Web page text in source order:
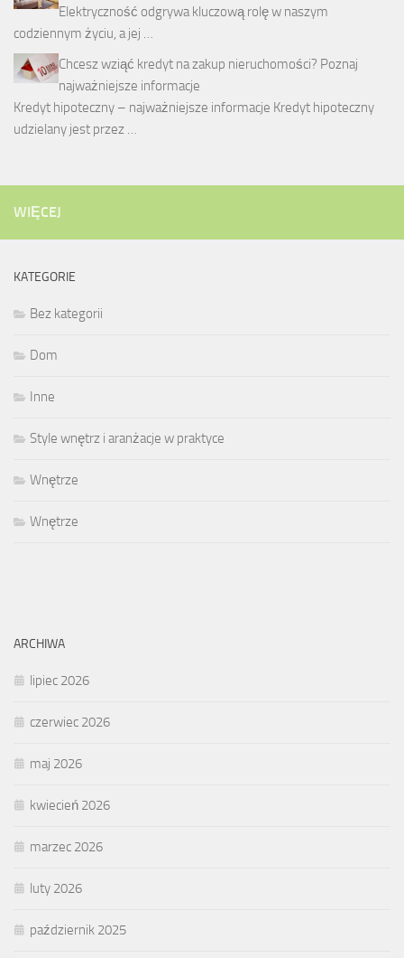
Elektryczność odgrywa kluczową rolę w naszym
codziennym życiu, a jej …
Chcesz wziąć kredyt na zakup nieruchomości? Poznaj
najważniejsze informacje
Kredyt hipoteczny – najważniejsze informacje Kredyt hipoteczny
udzielany jest przez …
WIĘCEJ
KATEGORIE
Bez kategorii
Dom
Inne
Style wnętrz i aranżacje w praktyce
Wnętrze
Wnętrze
ARCHIWA
lipiec 2026
czerwiec 2026
maj 2026
kwiecień 2026
marzec 2026
luty 2026
październik 2025